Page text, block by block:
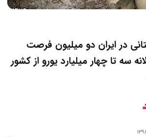
در ایران دو میلیون فرصت
سه تا چهار میلیارد یورو از کشور